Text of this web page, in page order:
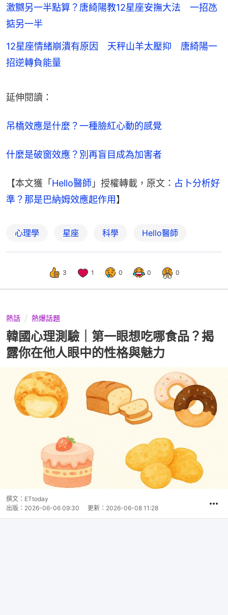
激嬲另一半點算？唐綺陽教12星座安撫大法 一招氹
掂另一半
12星座情緒崩潰有原因 天秤山羊太壓抑 唐綺陽一
招逆轉負能量
延伸閱讀：
吊橋效應是什麼？一種臉紅心動的感覺
什麼是破窗效應？別再盲目成為加害者
【本文獲「Hello醫師 」授權轉載，原文： 占卜分析好
準？那是巴納姆效應起作用】
心理學 星座 科學 Hello醫師
3 1 0 0 0
熱話 熱爆話題
韓國心理測驗｜第一眼想吃哪食品？揭
露你在他人眼中的性格與魅力
撰文： ETtoday
出版： 2026-06-06 09:30 更新： 2026-06-08 11:28